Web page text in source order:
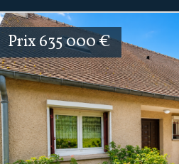
Prix635 000€